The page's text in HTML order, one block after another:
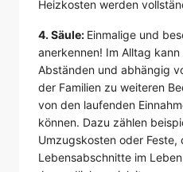
Heizkosten werden
4. Säule: Einmalige und
anerkennen! Im Alltag
Abständen und abhängig
der Familien zu weiteren
von den laufenden
können. Dazu zählen
Umzugskosten oder Feste,
Lebensabschnitte im